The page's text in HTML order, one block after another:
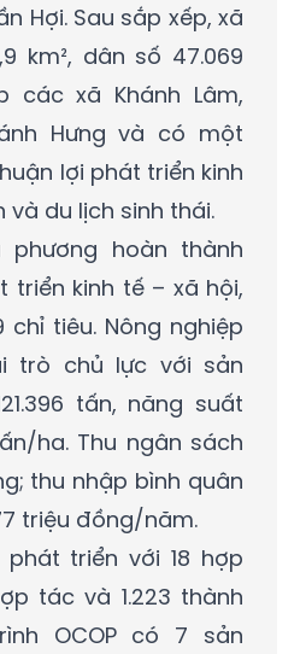
Hợi. Sau sắp xếp, xã
km², dân số 47.069
các xã Khánh Lâm,
Hưng và có một
lợi phát triển kinh
và du lịch sinh thái.
phương hoàn thành
triển kinh tế – xã hội,
tiêu. Nông nghiệp
trò chủ lực với sản
tấn, năng suất
ha. Thu ngân sách
thu nhập bình quân
triệu đồng/năm.
triển với 18 hợp
tác và 1.223 thành
OCOP có 7 sản